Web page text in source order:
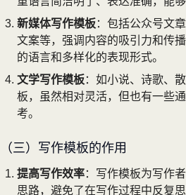
新媒体写作模板：包括公众号文
文案等，强调内容的吸引力和传
的语言和多样化的表现形式。
文学写作模板：如小说、诗歌、
板，虽然相对灵活，但也有一些
考。
（三）写作模板的作用
提高写作效率：写作模板为写作
思路，避免了在写作过程中反复